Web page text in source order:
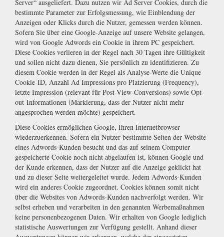
Server“ ausgeliefert. Dazu nutzen wir Ad Server Cookies, durch die
bestimmte Parameter zur Erfolgsmessung, wie Einblendung der
Anzeigen oder Klicks durch die Nutzer, gemessen werden können.
Sofern Sie über eine Google-Anzeige auf unsere Website gelangen,
wird von Google Adwords ein Cookie in ihrem PC gespeichert.
Diese Cookies verlieren in der Regel nach 30 Tagen ihre Gültigkeit
und sollen nicht dazu dienen, Sie persönlich zu identifizieren. Zu
diesem Cookie werden in der Regel als Analyse-Werte die Unique
Cookie-ID, Anzahl Ad Impressions pro Platzierung (Frequency),
letzte Impression (relevant für Post-View-Conversions) sowie Opt-
out-Informationen (Markierung, dass der Nutzer nicht mehr
angesprochen werden möchte) gespeichert.
Diese Cookies ermöglichen Google, Ihren Internetbrowser
wiederzuerkennen. Sofern ein Nutzer bestimmte Seiten der Website
eines Adwords-Kunden besucht und das auf seinem Computer
gespeicherte Cookie noch nicht abgelaufen ist, können Google und
der Kunde erkennen, dass der Nutzer auf die Anzeige geklickt hat
und zu dieser Seite weitergeleitet wurde. Jedem Adwords-Kunden
wird ein anderes Cookie zugeordnet. Cookies können somit nicht
über die Websites von Adwords-Kunden nachverfolgt werden. Wir
selbst erheben und verarbeiten in den genannten Werbemaßnahmen
keine personenbezogenen Daten. Wir erhalten von Google lediglich
statistische Auswertungen zur Verfügung gestellt. Anhand dieser